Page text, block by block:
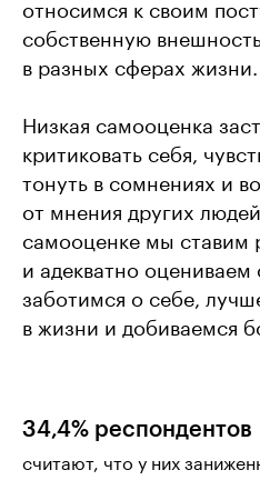
относимся к своим
собственную
в разных сферах жизни.
Низкая самооценка
критиковать себя,
тонуть в сомнениях и
от мнения других
самооценке мы ставим
и адекватно
заботимся о себе,
в жизни и добиваемся
34,4% респондентов
считают, что у них